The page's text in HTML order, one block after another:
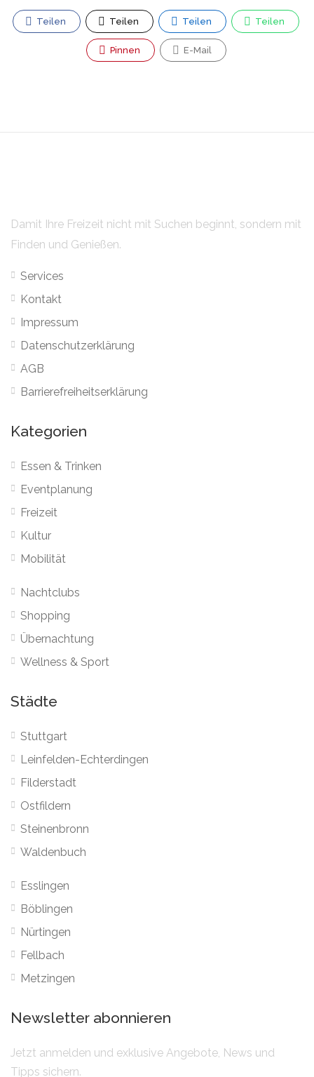
Teilen Teilen Teilen Teilen
Pinnen E-Mail
Damit Ihre Freizeit nicht mit Suchen beginnt, sondern mit
Finden und Genießen.
Services
Kontakt
Impressum
Datenschutzerklärung
AGB
Barrierefreiheitserklärung
Kategorien
Essen & Trinken
Eventplanung
Freizeit
Kultur
Mobilität
Nachtclubs
Shopping
Übernachtung
Wellness & Sport
Städte
Stuttgart
Leinfelden-Echterdingen
Filderstadt
Ostfildern
Steinenbronn
Waldenbuch
Esslingen
Böblingen
Nürtingen
Fellbach
Metzingen
Newsletter abonnieren
Jetzt anmelden und exklusive Angebote, News und
Tipps sichern.